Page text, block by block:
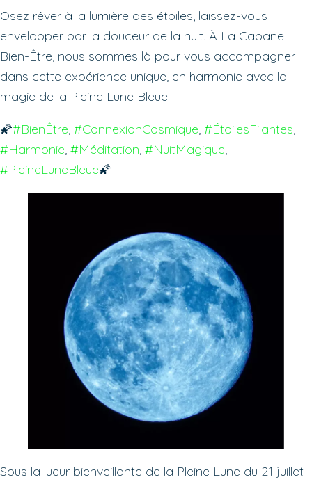
Osez rêver à la lumière des étoiles, laissez-vous
envelopper par la douceur de la nuit. À La Cabane
Bien-Être, nous sommes là pour vous accompagner
dans cette expérience unique, en harmonie avec la
magie de la Pleine Lune Bleue.
🌠#BienÊtre, #ConnexionCosmique, #ÉtoilesFilantes
#Harmonie, #Méditation, #NuitMagique
#PleineLuneBleue🌠
Sous la lueur bienveillante de la Pleine Lune du 21 juillet